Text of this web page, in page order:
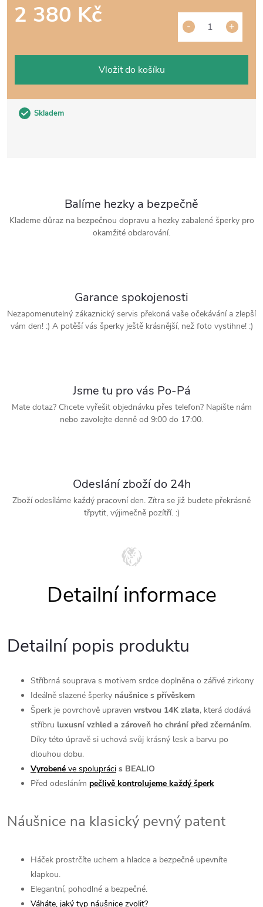
Skladem
2 380 Kč
Vložit do košíku
Balíme hezky a bezpečně
Klademe důraz na bezpečnou dopravu a hezky zabalené šperky pro
okamžité obdarování.
Garance spokojenosti
Nezapomenutelný zákaznický servis překoná vaše očekávání a zlepší
vám den! :) A potěší vás šperky ještě krásnější, než foto vystihne! :)
Jsme tu pro vás Po-Pá
Mate dotaz? Chcete vyřešit objednávku přes telefon? Napište nám
nebo zavolejte denně od 9:00 do 17:00.
Odeslání zboží do 24h
Zboží odesíláme každý pracovní den. Zítra se již budete překrásně
třpytit, výjimečně pozítří. :)
Detailní popis produktu
Stříbrná souprava s motivem srdce doplněna o zářivé zirkony
Ideálně slazené šperky náušnice s přívěskem
Šperk je povrchově upraven vrstvou 14K zlata, která dodává
stříbru luxusní vzhled a zároveň ho chrání před zčernáním.
Díky této úpravě si uchová svůj krásný lesk a barvu po
dlouhou dobu.
Vyrobené ve spolupráci s BEALIO
Před odesláním pečlivě kontrolujeme každý šperk
Náušnice na klasický pevný patent
Háček prostrčíte uchem a hladce a bezpečně upevníte
klapkou.
Elegantní, pohodlné a bezpečné.
Váháte, jaký typ náušnice zvolit?